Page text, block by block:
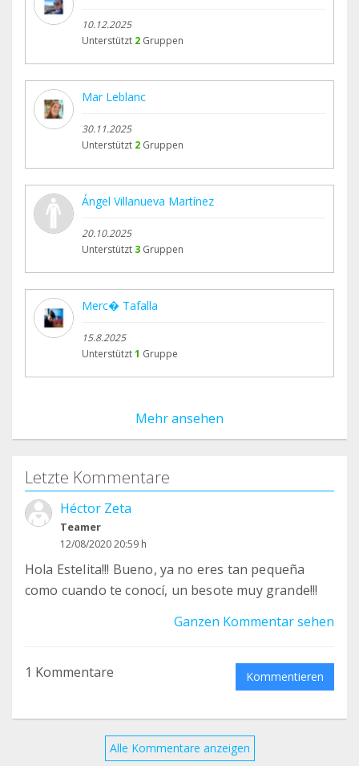
10.12.2025
Unterstützt 2 Gruppen
Mar Leblanc
30.11.2025
Unterstützt 2 Gruppen
Ángel Villanueva Martínez
20.10.2025
Unterstützt 3 Gruppen
Merc� Tafalla
15.8.2025
Unterstützt1 Gruppe
Mehr ansehen
Letzte Kommentare
Héctor Zeta
Teamer
12/08/2020 20:59 h
Hola Estelita!!! Bueno, ya no eres tan pequeña
como cuando te conocí, un besote muy grande!!!
Ganzen Kommentar sehen
1 Kommentare Kommentieren
Alle Kommentare anzeigen